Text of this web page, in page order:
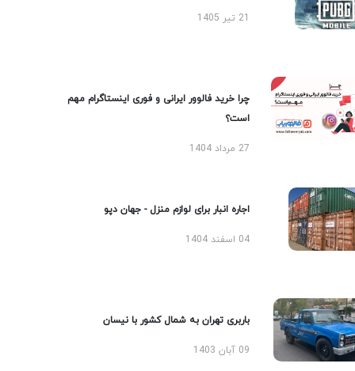
چرا خرید فالوور ایرانی و فوری اینستاگرام مهم
است؟
27 مرداد 1404
اجاره انبار برای لوازم منزل - جهان دپو
04 اسفند 1404
باربری تهران به شمال کشور با نیسان
09 آبان 1403